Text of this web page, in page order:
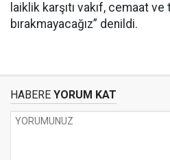
laiklik karşıtı vakıf, cemaat
bırakmayacağız” denildi.
HABERE YORUM KAT